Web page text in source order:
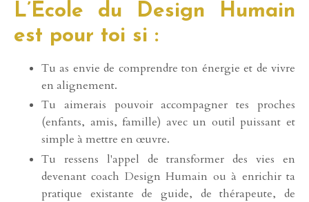
L’École du Design Humain
est pour toi si :
Tu as envie de comprendre ton énergie et de vivre
en alignement.
Tu aimerais pouvoir accompagner tes proches
(enfants, amis, famille) avec un outil puissant et
simple à mettre en œuvre.
Tu ressens l'appel de transformer des vies en
devenant coach Design Humain ou à enrichir ta
pratique existante de guide, de thérapeute, de